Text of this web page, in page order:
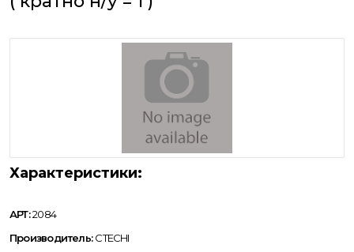
Характеристики:
АРТ:2084
Производитель:CTECHI